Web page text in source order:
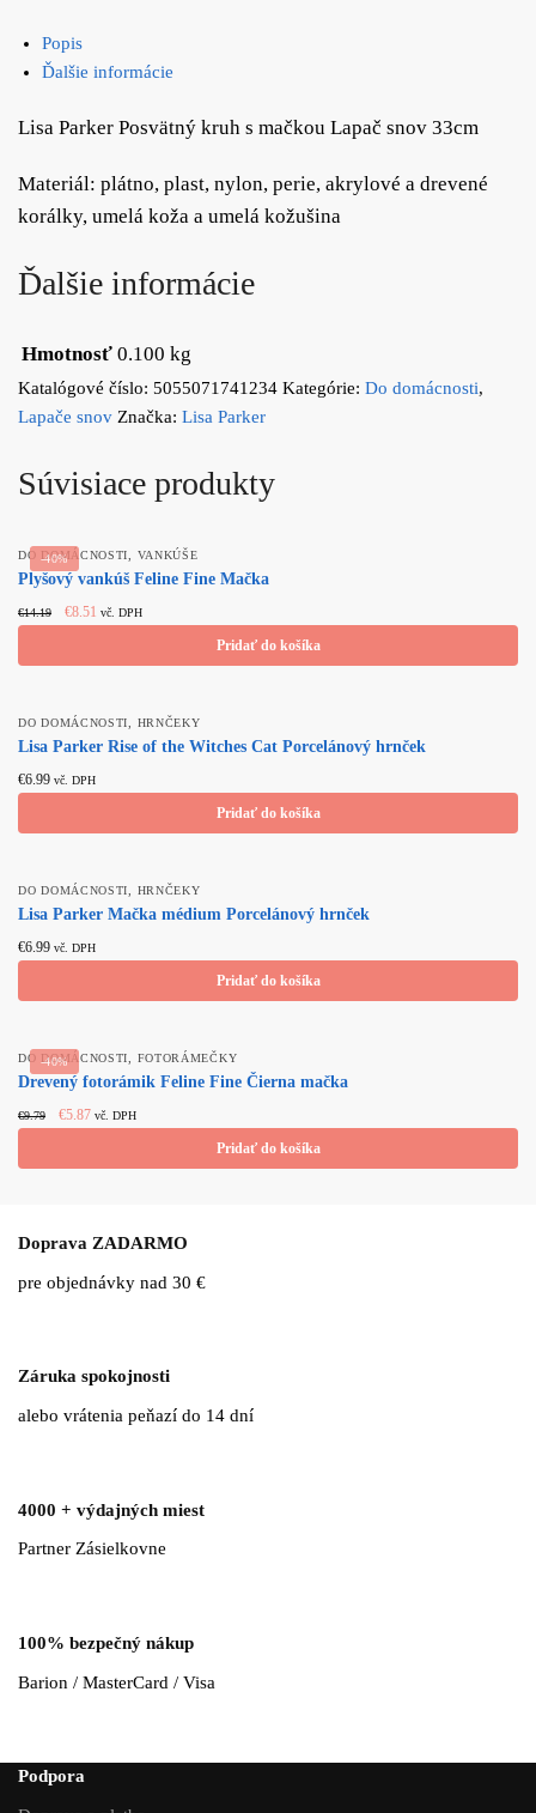
Popis
Ďalšie informácie
Lisa Parker Posvätný kruh s mačkou Lapač snov 33cm
Materiál: plátno, plast, nylon, perie, akrylové a drevené
korálky, umelá koža a umelá kožušina
Ďalšie informácie
Hmotnosť 0.100 kg
Katalógové číslo: 5055071741234 Kategórie: Do domácnosti,
Lapače snov Značka: Lisa Parker
Súvisiace produkty
-40%
DO DOMÁCNOSTI VANKÚŠE
Plyšový vankúš Feline Fine Mačka
€14.19
Original price
was: €14.19.
€8.51 Current
price is:
vč. DPH
Pridať do košíka
DO DOMÁCNOSTI HRNČEKY
Lisa Parker Rise of the Witches Cat Porcelánový hrnček
€6.99 vč. DPH
Pridať do košíka
DO DOMÁCNOSTI HRNČEKY
Lisa Parker Mačka médium Porcelánový hrnček
€6.99 vč. DPH
Pridať do košíka
-40%
DO DOMÁCNOSTI FOTORÁMEČKY
Drevený fotorámik Feline Fine Čierna mačka
€9.79
Original price
was: €9.79.
€5.87 Current
price is:
vč. DPH
Pridať do košíka
Doprava ZADARMO
pre objednávky nad 30 €
Záruka spokojnosti
alebo vrátenia peňazí do 14 dní
4000 + výdajných miest
Partner Zásielkovne
100% bezpečný nákup
Barion / MasterCard / Visa
Podpora